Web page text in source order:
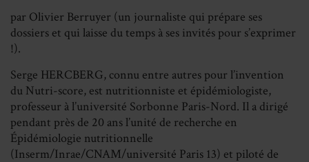
par Olivier Berruyer (un journaliste qui prépare ses
dossiers et qui laisse du temps à ses invités pour s’exprimer
!).
Serge HERCBERG, connu entre autres pour l’invention
du Nutri-score, est nutritionniste et épidémiologiste,
professeur à l’université Sorbonne Paris-Nord. Il a dirigé
pendant près de 20 ans l’unité de recherche en
Épidémiologie nutritionnelle
(Inserm/Inrae/CNAM/université Paris 13) et piloté de